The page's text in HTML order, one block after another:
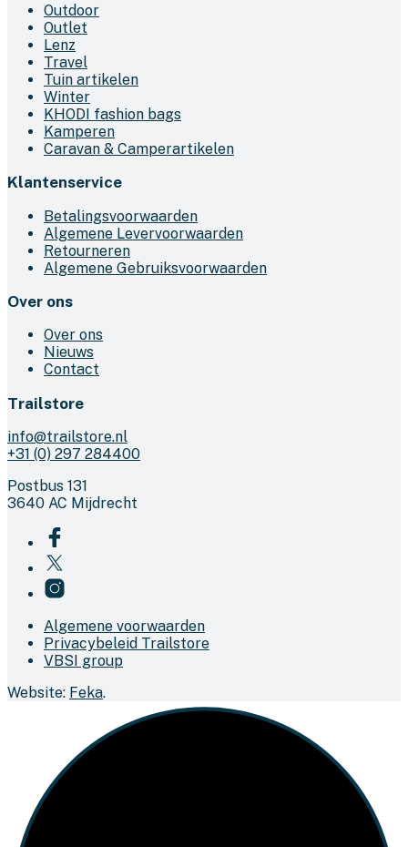
Outdoor
Outlet
Lenz
Travel
Tuin artikelen
Winter
KHODI fashion bags
Kamperen
Caravan & Camperartikelen
Klantenservice
Betalingsvoorwaarden
Algemene Levervoorwaarden
Retourneren
Algemene Gebruiksvoorwaarden
Over ons
Over ons
Nieuws
Contact
Trailstore
info@trailstore.nl
+31 (0) 297 284400
Postbus 131
3640 AC Mijdrecht
Algemene voorwaarden
Privacybeleid Trailstore
VBSI group
Website: Feka.